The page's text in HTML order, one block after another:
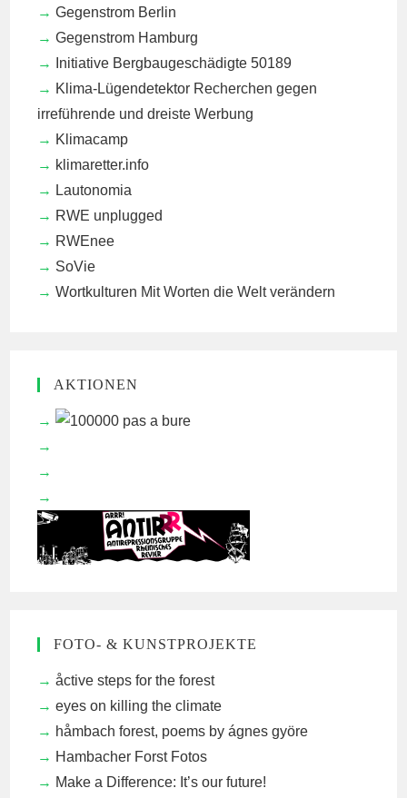
Gegenstrom Berlin
Gegenstrom Hamburg
Initiative Bergbaugeschädigte 50189
Klima-Lügendetektor Recherchen gegen
irreführende und dreiste Werbung
Klimacamp
klimaretter.info
Lautonomia
RWE unplugged
RWEnee
SoVie
Wortkulturen Mit Worten die Welt verändern
AKTIONEN
FOTO- & KUNSTPROJEKTE
åctive steps for the forest
eyes on killing the climate
håmbach forest, poems by ágnes györe
Hambacher Forst Fotos
Make a Difference: It’s our future!